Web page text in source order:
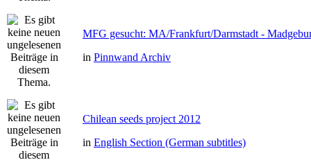
MFG gesucht: MA/Frankfurt/Darmstadt -
in Pinnwand Archiv
Chilean seeds project 2012
in English Section (German subtitles)